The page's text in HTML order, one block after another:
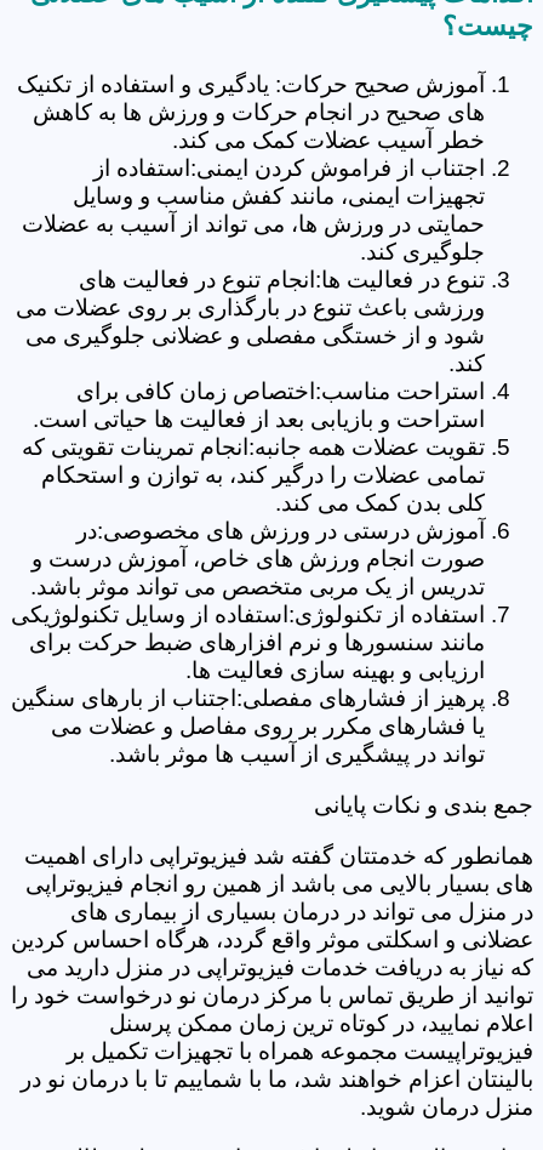
چیست؟
آموزش صحیح حرکات: یادگیری و استفاده از تکنیک
های صحیح در انجام حرکات و ورزش ها به کاهش
خطر آسیب عضلات کمک می کند.
اجتناب از فراموش کردن ایمنی:استفاده از
تجهیزات ایمنی، مانند کفش مناسب و وسایل
حمایتی در ورزش ها، می تواند از آسیب به عضلات
جلوگیری کند.
تنوع در فعالیت ها:انجام تنوع در فعالیت های
ورزشی باعث تنوع در بارگذاری بر روی عضلات می
شود و از خستگی مفصلی و عضلانی جلوگیری می
کند.
استراحت مناسب:اختصاص زمان کافی برای
استراحت و بازیابی بعد از فعالیت ها حیاتی است.
تقویت عضلات همه جانبه:انجام تمرینات تقویتی که
تمامی عضلات را درگیر کند، به توازن و استحکام
کلی بدن کمک می کند.
آموزش درستی در ورزش های مخصوصی:در
صورت انجام ورزش های خاص، آموزش درست و
تدریس از یک مربی متخصص می تواند موثر باشد.
استفاده از تکنولوژی:استفاده از وسایل تکنولوژیکی
مانند سنسورها و نرم افزارهای ضبط حرکت برای
ارزیابی و بهینه سازی فعالیت ها.
پرهیز از فشارهای مفصلی:اجتناب از بارهای سنگین
یا فشارهای مکرر بر روی مفاصل و عضلات می
تواند در پیشگیری از آسیب ها موثر باشد.
جمع بندی و نکات پایانی
همانطور که خدمتتان گفته شد فیزیوتراپی دارای اهمیت
های بسیار بالایی می باشد از همین رو انجام فیزیوتراپی
در منزل می تواند در درمان بسیاری از بیماری های
عضلانی و اسکلتی موثر واقع گردد، هرگاه احساس کردین
که نیاز به دریافت خدمات فیزیوتراپی در منزل دارید می
توانید از طریق تماس با مرکز درمان نو درخواست خود را
اعلام نمایید، در کوتاه ترین زمان ممکن پرسنل
فیزیوتراپیست مجموعه همراه با تجهیزات تکمیل بر
بالینتان اعزام خواهند شد، ما با شماییم تا با درمان نو در
منزل درمان شوید.